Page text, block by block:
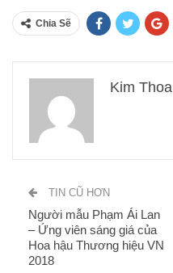
Chia Sẽ
Kim Thoa
TIN CŨ HƠN
Người mẫu Phạm Ái Lan
– Ứng viên sáng giá của
Hoa hậu Thương hiệu VN
2018